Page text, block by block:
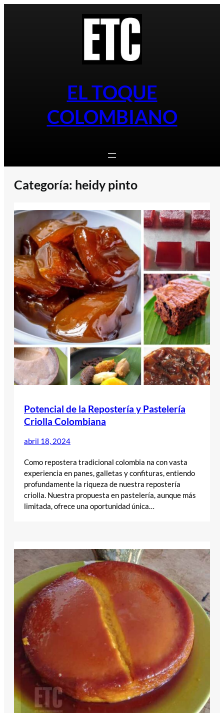
EL TOQUE
COLOMBIANO
Categoría: heidy pinto
Potencial de la Repostería y Pastelería
Criolla Colombiana
abril 18, 2024
Como repostera tradicional colombia na con vasta
experiencia en panes, galletas y confituras, entiendo
profundamente la riqueza de nuestra repostería
criolla. Nuestra propuesta en pastelería, aunque más
limitada, ofrece una oportunidad única…